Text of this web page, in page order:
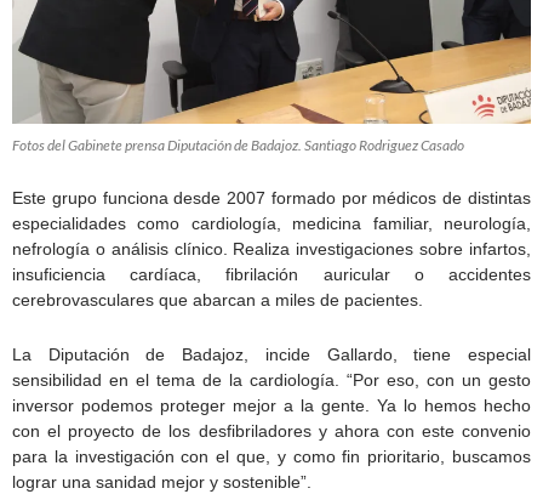
Fotos del Gabinete prensa Diputación de Badajoz. Santiago Rodriguez Casado
Este grupo funciona desde 2007 formado por médicos de distintas
especialidades como cardiología, medicina familiar, neurología,
nefrología o análisis clínico. Realiza investigaciones sobre infartos,
insuficiencia cardíaca, fibrilación auricular o accidentes
cerebrovasculares que abarcan a miles de pacientes.
La Diputación de Badajoz, incide Gallardo, tiene especial
sensibilidad en el tema de la cardiología. “Por eso, con un gesto
inversor podemos proteger mejor a la gente. Ya lo hemos hecho
con el proyecto de los desfibriladores y ahora con este convenio
para la investigación con el que, y como fin prioritario, buscamos
lograr una sanidad mejor y sostenible”.